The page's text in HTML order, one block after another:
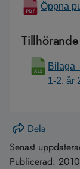
Öppna
Bilaga
1-2, år
Dela
Senast
Publicerad: